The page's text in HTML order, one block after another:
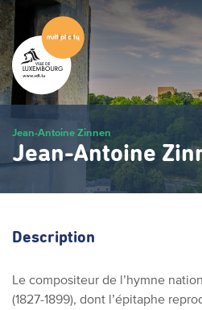
Passer
au
contenu
principal
Jean-Antoine Zinnen
Jean-Antoine
Description
Le compositeur de l’hymne
(1827-1899), dont l’épitaphe